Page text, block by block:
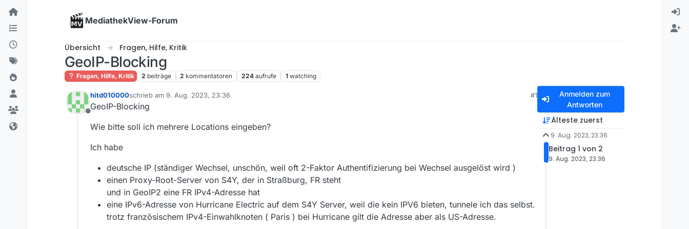
Skip to content
MediathekView-Forum
Übersicht Fragen, Hilfe, Kritik
GeoIP-Blocking
Fragen, Hilfe, Kritik 2 beiträge 2 kommentatoren 224 aufrufe 1 watching
Offline
hitd010000schrieb am 9. Aug. 2023, 23:36
zuletzt editiert von
#1
GeoIP-Blocking
Wie bitte soll ich mehrere Locations eingeben?
Ich habe
deutsche IP (ständiger Wechsel, unschön, weil oft 2-Faktor Authentifizierung bei Wechsel ausgelöst wird )
einen Proxy-Root-Server von S4Y, der in Straßburg, FR steht
und in GeoIP2 eine FR IPv4-Adresse hat
eine IPv6-Adresse von Hurricane Electric auf dem S4Y Server, weil die kein IPV6 bieten, tunnele ich das selbst.
trotz französischem IPv4-Einwahlknoten ( Paris ) bei Hurricane gilt die Adresse aber als US-Adresse.
Anmelden zum
Antworten
Älteste zuerst
9. Aug. 2023, 23:36
Beitrag 1 von 2
9. Aug. 2023, 23:36